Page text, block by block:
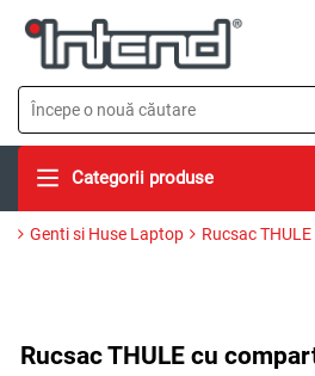
Categorii produse
Genti si Huse Laptop
Rucsac THULE cu